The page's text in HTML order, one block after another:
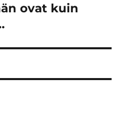
ovat kuin